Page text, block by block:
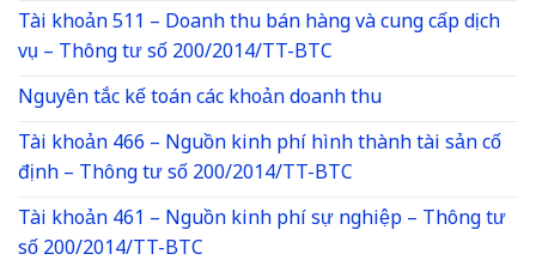
Tài khoản 511 – Doanh thu bán hàng và cung cấp dịch
vụ – Thông tư số 200/2014/TT-BTC
Nguyên tắc kế toán các khoản doanh thu
Tài khoản 466 – Nguồn kinh phí hình thành tài sản cố
định – Thông tư số 200/2014/TT-BTC
Tài khoản 461 – Nguồn kinh phí sự nghiệp – Thông tư
số 200/2014/TT-BTC